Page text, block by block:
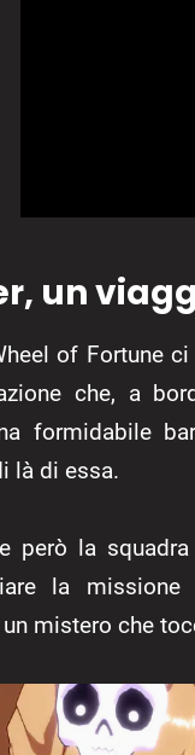
un
of Fortune
che, a
formidabile
là di essa.
però la
la
mistero che